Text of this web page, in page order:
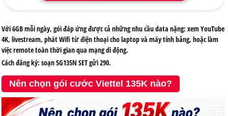
Với 6GB mỗi ngày, gói đáp ứng được cả những nhu cầu data nặng: xem YouTube
4K, livestream, phát Wifi từ điện thoại cho laptop và máy tính bảng, hoặc làm
việc remote toàn thời gian qua mạng di động.
Cách đăng ký: soạn5G135N SETgửi290.
Nên chọn gói cước Viettel 135K nào?